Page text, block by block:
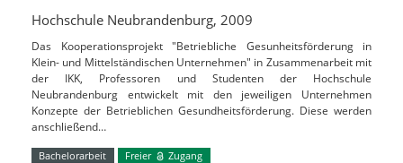
Hochschule Neubrandenburg, 2009
Das Kooperationsprojekt "Betriebliche Gesunheitsförderung in
Klein- und Mittelständischen Unternehmen" in Zusammenarbeit mit
der IKK, Professoren und Studenten der Hochschule
Neubrandenburg entwickelt mit den jeweiligen Unternehmen
Konzepte der Betrieblichen Gesundheitsförderung. Diese werden
anschließend…
Bachelorarbeit Freier Zugang